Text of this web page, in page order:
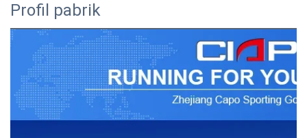
Profil pabrik